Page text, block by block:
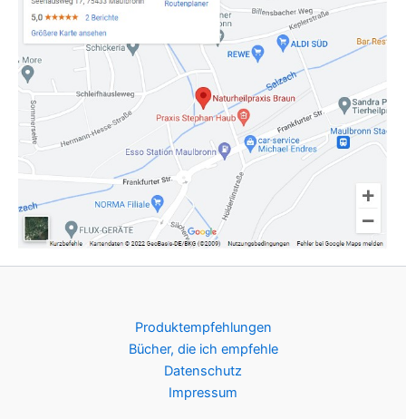
Produktempfehlungen
Bücher, die ich empfehle
Datenschutz
Impressum